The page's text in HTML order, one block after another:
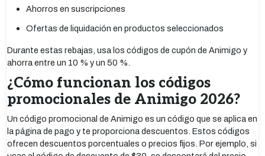
Ahorros en suscripciones
Ofertas de liquidación en productos seleccionados
Durante estas rebajas, usa los códigos de cupón de Animigo y
ahorra entre un 10 % y un 50 %.
¿Cómo funcionan los códigos
promocionales de Animigo 2026?
Un código promocional de Animigo es un código que se aplica en
la página de pago y te proporciona descuentos. Estos códigos
ofrecen descuentos porcentuales o precios fijos. Por ejemplo, si